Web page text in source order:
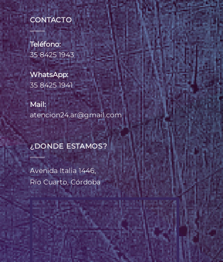
CONTACTO
Teléfono:
35 8425 1943
WhatsApp:
35 8425 1941
Mail:
atencion24.ar@gmail.com
¿DONDE ESTAMOS?
Avenida Italia 1446,
Río Cuarto, Córdoba